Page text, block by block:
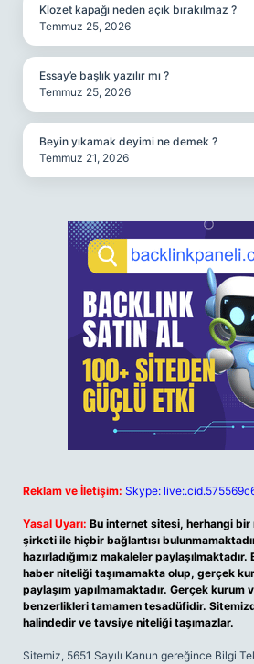
Klozet kapağı neden açık bırakılmaz ?
Temmuz 25, 2026
Essay’e başlık yazılır mı ?
Temmuz 25, 2026
Beyin yıkamak deyimi ne demek ?
Temmuz 21, 2026
Reklam ve İletişim: Skype:
Yasal Uyarı: Bu internet sitesi, herhangi bir
şirketi ile hiçbir bağlantısı
hazırladığımız makaleler
haber niteliği taşımamakta olup, gerçek
paylaşım yapılmamaktadır. Gerçek kurum
benzerlikleri tamamen tesadüfidir.
halindedir ve tavsiye niteliği taşımazlar.
Sitemiz, 5651 Sayılı Kanun gereğince Bilgi